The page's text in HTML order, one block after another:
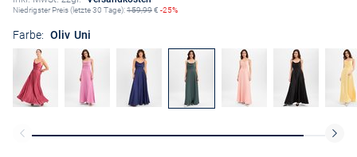
Niedrigster Preis (letzte 30 Tage):159,99€ -25%
Farbe: Oliv Uni